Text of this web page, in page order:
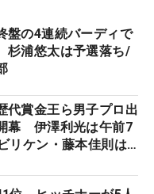
盤の4連続バーディで
浦悠太は予選落ち/
代賞金王ら男子プロ出
幕 伊澤利光は午前7
リケン・藤本佳則は
OPEN】